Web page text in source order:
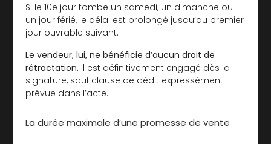
Si le 10e jour tombe un samedi, un dimanche ou
un jour férié, le délai est prolongé jusqu’au premier
jour ouvrable suivant.
Le vendeur, lui, ne bénéficie d’aucun droit de
rétractation. Il est définitivement engagé dès la
signature, sauf clause de dédit expressément
prévue dans l’acte.
La durée maximale d’une promesse de vente